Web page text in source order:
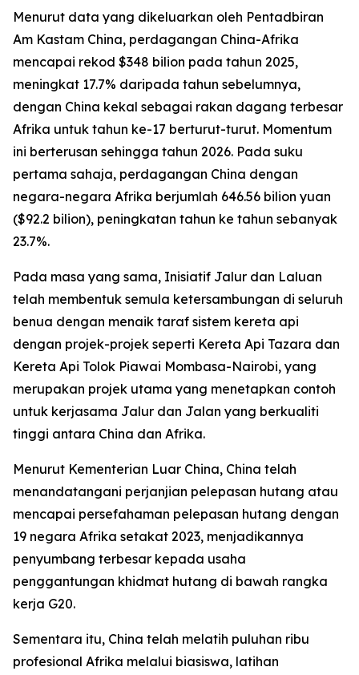
Menurut data yang dikeluarkan oleh Pentadbiran
Am Kastam China, perdagangan China-Afrika
mencapai rekod $348 bilion pada tahun 2025,
meningkat 17.7% daripada tahun sebelumnya,
dengan China kekal sebagai rakan dagang terbesar
Afrika untuk tahun ke-17 berturut-turut. Momentum
ini berterusan sehingga tahun 2026. Pada suku
pertama sahaja, perdagangan China dengan
negara-negara Afrika berjumlah 646.56 bilion yuan
($92.2 bilion), peningkatan tahun ke tahun sebanyak
23.7%.
Pada masa yang sama, Inisiatif Jalur dan Laluan
telah membentuk semula ketersambungan di seluruh
benua dengan menaik taraf sistem kereta api
dengan projek-projek seperti Kereta Api Tazara dan
Kereta Api Tolok Piawai Mombasa-Nairobi, yang
merupakan projek utama yang menetapkan contoh
untuk kerjasama Jalur dan Jalan yang berkualiti
tinggi antara China dan Afrika.
Menurut Kementerian Luar China, China telah
menandatangani perjanjian pelepasan hutang atau
mencapai persefahaman pelepasan hutang dengan
19 negara Afrika setakat 2023, menjadikannya
penyumbang terbesar kepada usaha
penggantungan khidmat hutang di bawah rangka
kerja G20.
Sementara itu, China telah melatih puluhan ribu
profesional Afrika melalui biasiswa, latihan